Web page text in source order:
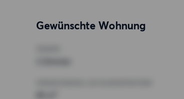
Gewünschte Wohnung